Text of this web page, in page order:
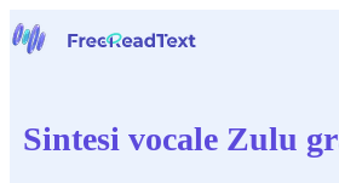
Strumenti
Sintesi vocale Zulu